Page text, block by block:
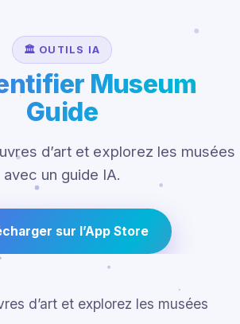
🏛️ OUTILS IA
Museum
Guide
d’art et explorez les musées
avec un guide IA.
sur l’App Store
d’art et explorez les musées